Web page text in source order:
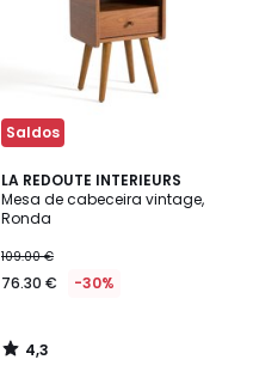
Saldos
LA REDOUTE INTERIEURS
Mesa de cabeceira vintage,
Ronda
109.00 €
76.30 € -30%
4,3
/ 5
4,3
/